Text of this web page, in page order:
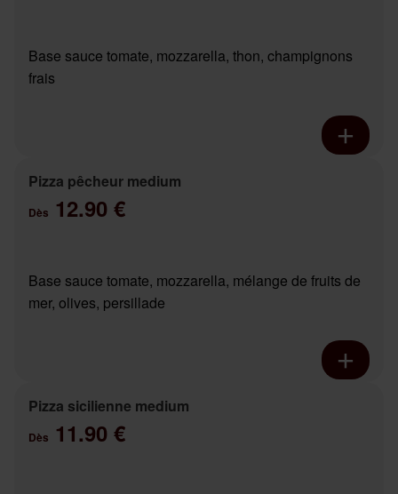
Base sauce tomate, mozzarella, thon, champignons
frais
Pizza pêcheur medium
Dès 12.90 €
Base sauce tomate, mozzarella, mélange de fruits de
mer, olives, persillade
Pizza sicilienne medium
Dès 11.90 €